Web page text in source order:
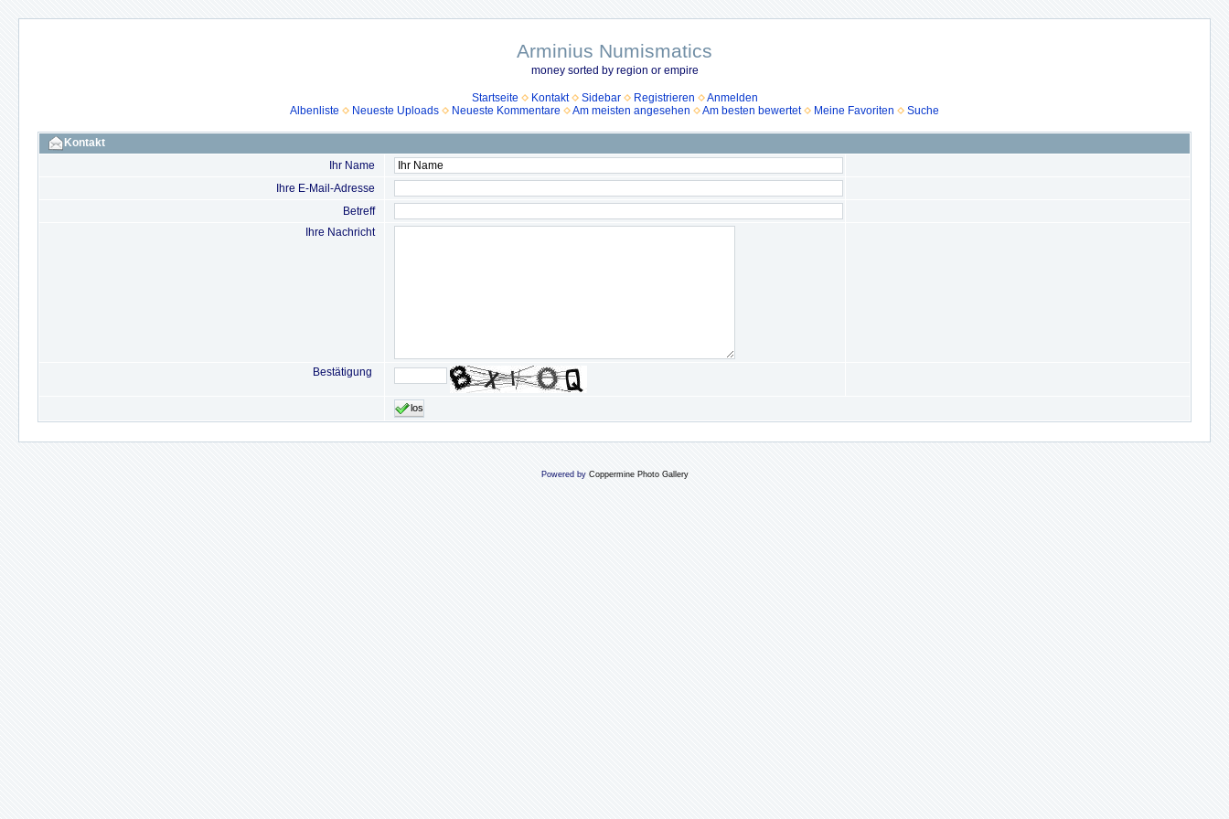
Arminius Numismatics
money sorted by region or empire
Startseite Kontakt Sidebar Registrieren
Anmelden
Albenliste
Neueste Uploads Neueste Kommentare Am meisten angesehen Am besten bewertet Meine Favoriten Suche
Kontakt
Ihr Name
Ihre E-Mail-Adresse
Betreff
Ihre Nachricht
Bestätigung
los
Powered by Coppermine Photo Gallery